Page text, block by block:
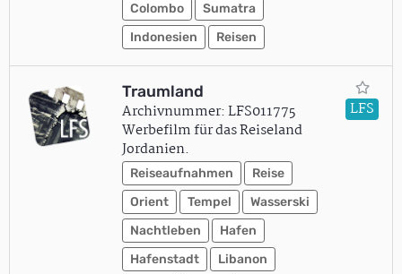
Colombo
Sumatra
Indonesien
Reisen
Traumland
Archivnummer: LFS011775
Werbefilm für das Reiseland
Jordanien.
Reiseaufnahmen
Reise
Orient
Tempel
Wasserski
Nachtleben
Hafen
Hafenstadt
Libanon
LFS